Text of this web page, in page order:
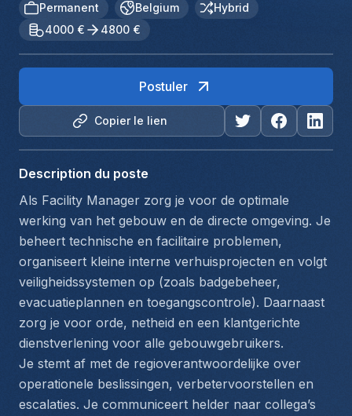
Permanent Belgium
Hybrid
4000 €
4800 €
Copier le lien
Postuler
Description du poste
Als Facility Manager zorg je voor de optimale
werking van het gebouw en de directe omgeving. Je
beheert technische en facilitaire problemen,
organiseert kleine interne verhuisprojecten en volgt
veiligheidssystemen op (zoals badgebeheer,
evacuatieplannen en toegangscontrole). Daarnaast
zorg je voor orde, netheid en een klantgerichte
dienstverlening voor alle gebouwgebruikers.
Je stemt af met de regioverantwoordelijke over
operationele beslissingen, verbetervoorstellen en
escalaties. Je communiceert helder naar collega’s